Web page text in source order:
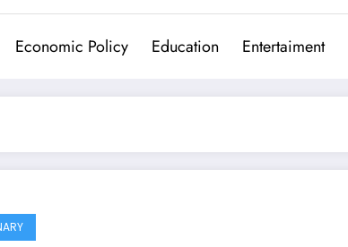
Economic Policy Education Entertaiment